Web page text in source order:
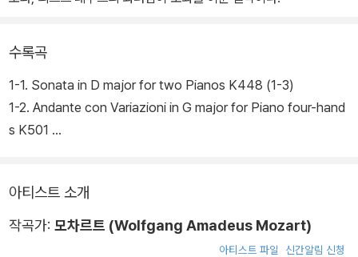
수록곡
1-1. Sonata in D major for two Pianos K448 (1-3)
1-2. Andante con Variazioni in G major for Piano four-hand
s K501
아티스트 소개
작곡가: 모차르트 (Wolfgang Amadeus Mozart)
아티스트 파일 신간알림 신청